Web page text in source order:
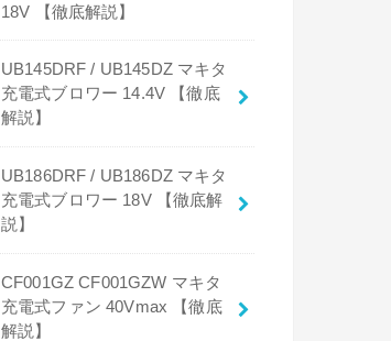
18V 【徹底解説】
UB145DRF / UB145DZ マキタ
充電式ブロワー 14.4V 【徹底
解説】
UB186DRF / UB186DZ マキタ
充電式ブロワー 18V 【徹底解
説】
CF001GZ CF001GZW マキタ
充電式ファン 40Vmax 【徹底
解説】